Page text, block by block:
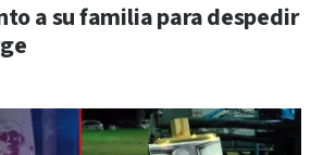
a su familia para despedir